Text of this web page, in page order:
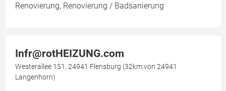
Renovierung, Renovierung / Badsanierung
Infr@rotHEIZUNG.com
Westerallee 151, 24941 Flensburg (32km von 24941
Langenhorn)